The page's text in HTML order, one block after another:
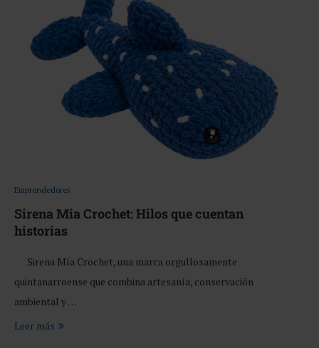
Emprendedores
Sirena Mia Crochet: Hilos que cuentan
historias
Sirena Mía Crochet, una marca orgullosamente
quintanarroense que combina artesanía, conservación
ambiental y …
Leer más